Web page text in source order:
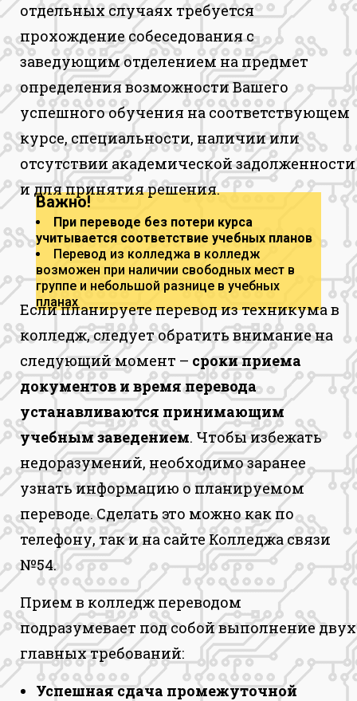
отдельных случаях требуется
прохождение собеседования с
заведующим отделением на предмет
определения возможности Вашего
успешного обучения на соответствующем
курсе, специальности, наличии или
отсутствии академической задолженности
и для принятия решения.
Важно!
При переводе без потери курса
учитывается соответствие учебных планов
Перевод из колледжа в колледж
возможен при наличии свободных мест в
группе и небольшой разнице в учебных
планах
Если планируете перевод из техникума в
колледж, следует обратить внимание на
следующий момент – сроки приема
документов и время перевода
устанавливаются принимающим
учебным заведением. Чтобы избежать
недоразумений, необходимо заранее
узнать информацию о планируемом
переводе. Сделать это можно как по
телефону, так и на сайте Колледжа связи
№54.
Прием в колледж переводом
подразумевает под собой выполнение двух
главных требований:
Успешная сдача промежуточной